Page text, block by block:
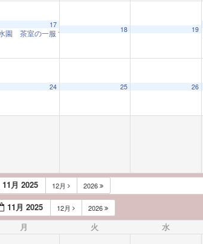
17
園 茶室の一服 10:00 AM 18 19
24 25 26
11月 2025 12月 2026
11月 2025 12月 2026
月 火 水